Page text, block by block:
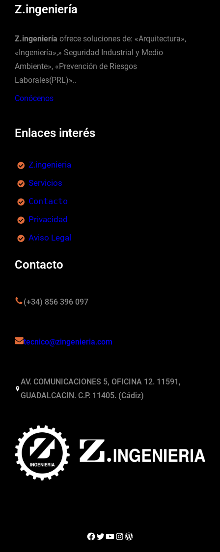
Z.ingeniería
Z.ingeniería ofrece soluciones de: «Arquitectura»,
«Ingeniería»,» Seguridad Industrial y Medio
Ambiente», «Prevención de Riesgos
Laborales(PRL)»..
Conócenos
Enlaces interés
Z.ingenieria
Servicios
Contacto
Privacidad
Aviso Legal
Contacto
(+34) 856 396 097
tecnico@zingenieria.com
AV. COMUNICACIONES 5, OFICINA 12. 11591,
GUADALCACIN. C.P. 11405. (Cádiz)
Facebook
Twitter
YouTube
Instagram
WordPress